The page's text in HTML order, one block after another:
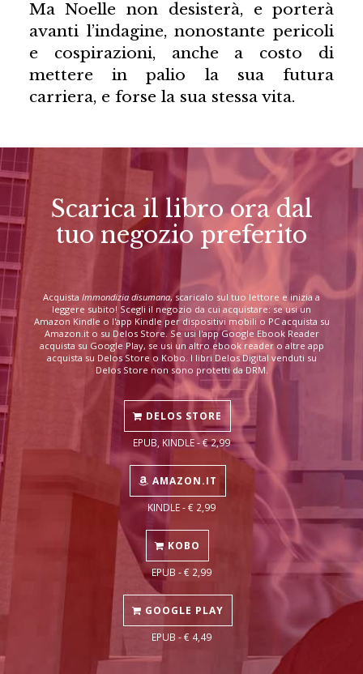
Ma Noelle non desisterà, e porterà
avanti l’indagine, nonostante pericoli
e cospirazioni, anche a costo di
mettere in palio la sua futura
carriera, e forse la sua stessa vita.
Scarica il libro ora dal
tuo negozio preferito
Acquista Immondizia disumana, scaricalo sul tuo lettore e inizia a
leggere subito! Scegli il negozio da cui acquistare: se usi un
Amazon Kindle o l'app Kindle per dispositivi mobili o PC acquista su
Amazon.it o su Delos Store. Se usi l'app Google Ebook Reader
acquista su Google Play, se usi un altro ebook reader o altre app
acquista su Delos Store o Kobo. I libri Delos Digital venduti su
Delos Store non sono protetti da DRM.
DELOS STORE
EPUB, KINDLE - € 2,99
AMAZON.IT
KINDLE - € 2,99
KOBO
EPUB - € 2,99
GOOGLE PLAY
EPUB - € 4,49